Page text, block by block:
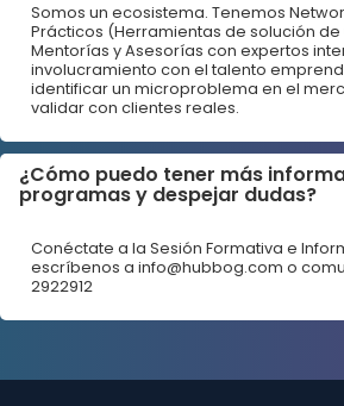
Somos un ecosistema. Tenemos
Prácticos (Herramientas de solución de
Mentorías y Asesorías con expertos
involucramiento con el talento
identificar un microproblema en el
validar con clientes reales.
¿Cómo puedo tener más
programas y despejar dudas?
Conéctate a la Sesión Formativa e
escríbenos a info@hubbog.com o
2922912